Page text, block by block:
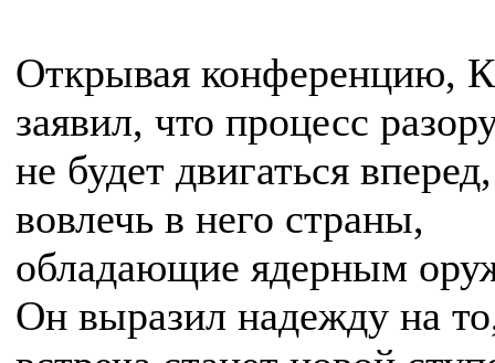
Открывая конференцию,
заявил, что процесс
не будет двигаться
вовлечь в него страны,
обладающие ядерным
Он выразил надежду на